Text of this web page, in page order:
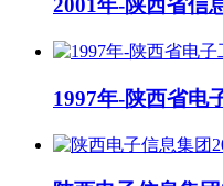
2001年-陕西省信
1997年-陕西省电